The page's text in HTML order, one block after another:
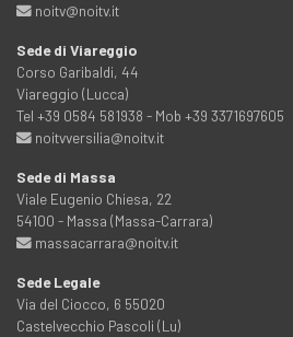
noitv@noitv.it
Sede di Viareggio
Corso Garibaldi, 44
Viareggio (Lucca)
Tel +39 0584 581938 - Mob +39 3371697605
noitvversilia@noitv.it
Sede di Massa
Viale Eugenio Chiesa, 22
54100 - Massa (Massa-Carrara)
massacarrara@noitv.it
Sede Legale
Via del Ciocco, 6 55020
Castelvecchio Pascoli (Lu)